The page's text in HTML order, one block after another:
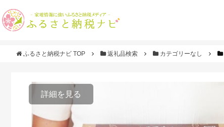
ふるさと納税ナビ TOP 返礼品検索 カテゴリーなし
詳細を見る